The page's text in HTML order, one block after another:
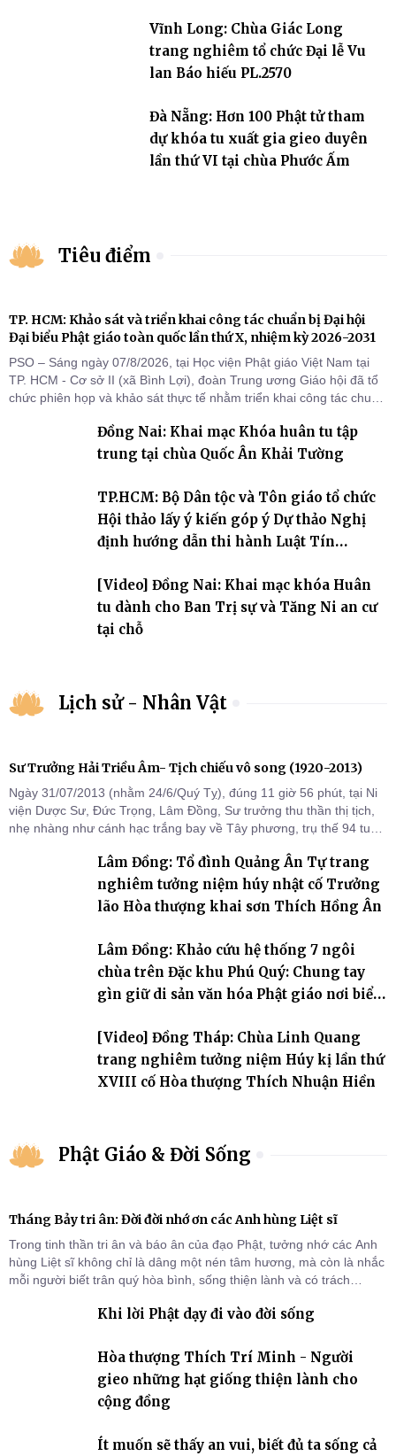
Vĩnh Long: Chùa Giác Long
trang nghiêm tổ chức Đại lễ Vu
lan Báo hiếu PL.2570
Đà Nẵng: Hơn 100 Phật tử tham
dự khóa tu xuất gia gieo duyên
lần thứ VI tại chùa Phước Ấm
Tiêu điểm
TP. HCM: Khảo sát và triển khai công tác chuẩn bị Đại hội
Đại biểu Phật giáo toàn quốc lần thứ X, nhiệm kỳ 2026-2031
PSO – Sáng ngày 07/8/2026, tại Học viện Phật giáo Việt Nam tại
TP. HCM - Cơ sở II (xã Bình Lợi), đoàn Trung ương Giáo hội đã tổ
chức phiên họp và khảo sát thực tế nhằm triển khai công tác chuẩn
Đồng Nai: Khai mạc Khóa huân tu tập
trung tại chùa Quốc Ân Khải Tường
TP.HCM: Bộ Dân tộc và Tôn giáo tổ chức
Hội thảo lấy ý kiến góp ý Dự thảo Nghị
định hướng dẫn thi hành Luật Tín
[Video] Đồng Nai: Khai mạc khóa Huân
tu dành cho Ban Trị sự và Tăng Ni an cư
tại chỗ
Lịch sử - Nhân Vật
Sư Trưởng Hải Triều Âm- Tịch chiếu vô song (1920-2013)
Ngày 31/07/2013 (nhằm 24/6/Quý Tỵ), đúng 11 giờ 56 phút, tại Ni
viện Dược Sư, Đức Trọng, Lâm Đồng, Sư trưởng thu thần thị tịch,
nhẹ nhàng như cánh hạc trắng bay về Tây phương, trụ thế 94 tuổi
Lâm Đồng: Tổ đình Quảng Ân Tự trang
nghiêm tưởng niệm húy nhật cố Trưởng
lão Hòa thượng khai sơn Thích Hồng Ân
Lâm Đồng: Khảo cứu hệ thống 7 ngôi
chùa trên Đặc khu Phú Quý: Chung tay
gìn giữ di sản văn hóa Phật giáo nơi biển
[Video] Đồng Tháp: Chùa Linh Quang
trang nghiêm tưởng niệm Húy kị lần thứ
XVIII cố Hòa thượng Thích Nhuận Hiền
Phật Giáo & Đời Sống
Tháng Bảy tri ân: Đời đời nhớ ơn các Anh hùng Liệt sĩ
Trong tinh thần tri ân và báo ân của đạo Phật, tưởng nhớ các Anh
hùng Liệt sĩ không chỉ là dâng một nén tâm hương, mà còn là nhắc
mỗi người biết trân quý hòa bình, sống thiện lành và có trách
Khi lời Phật dạy đi vào đời sống
Hòa thượng Thích Trí Minh - Người
gieo những hạt giống thiện lành cho
cộng đồng
Ít muốn sẽ thấy an vui, biết đủ ta sống cả